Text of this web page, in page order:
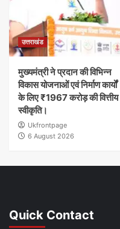
उत्तराखंड
मुख्यमंत्री ने प्रदान की विभिन्न
विकास योजनाओं एवं निर्माण कार्यों
के लिए ₹1967 करोड़ की वित्तीय
स्वीकृति।
Ukfrontpage
6 August 2026
Quick Contact